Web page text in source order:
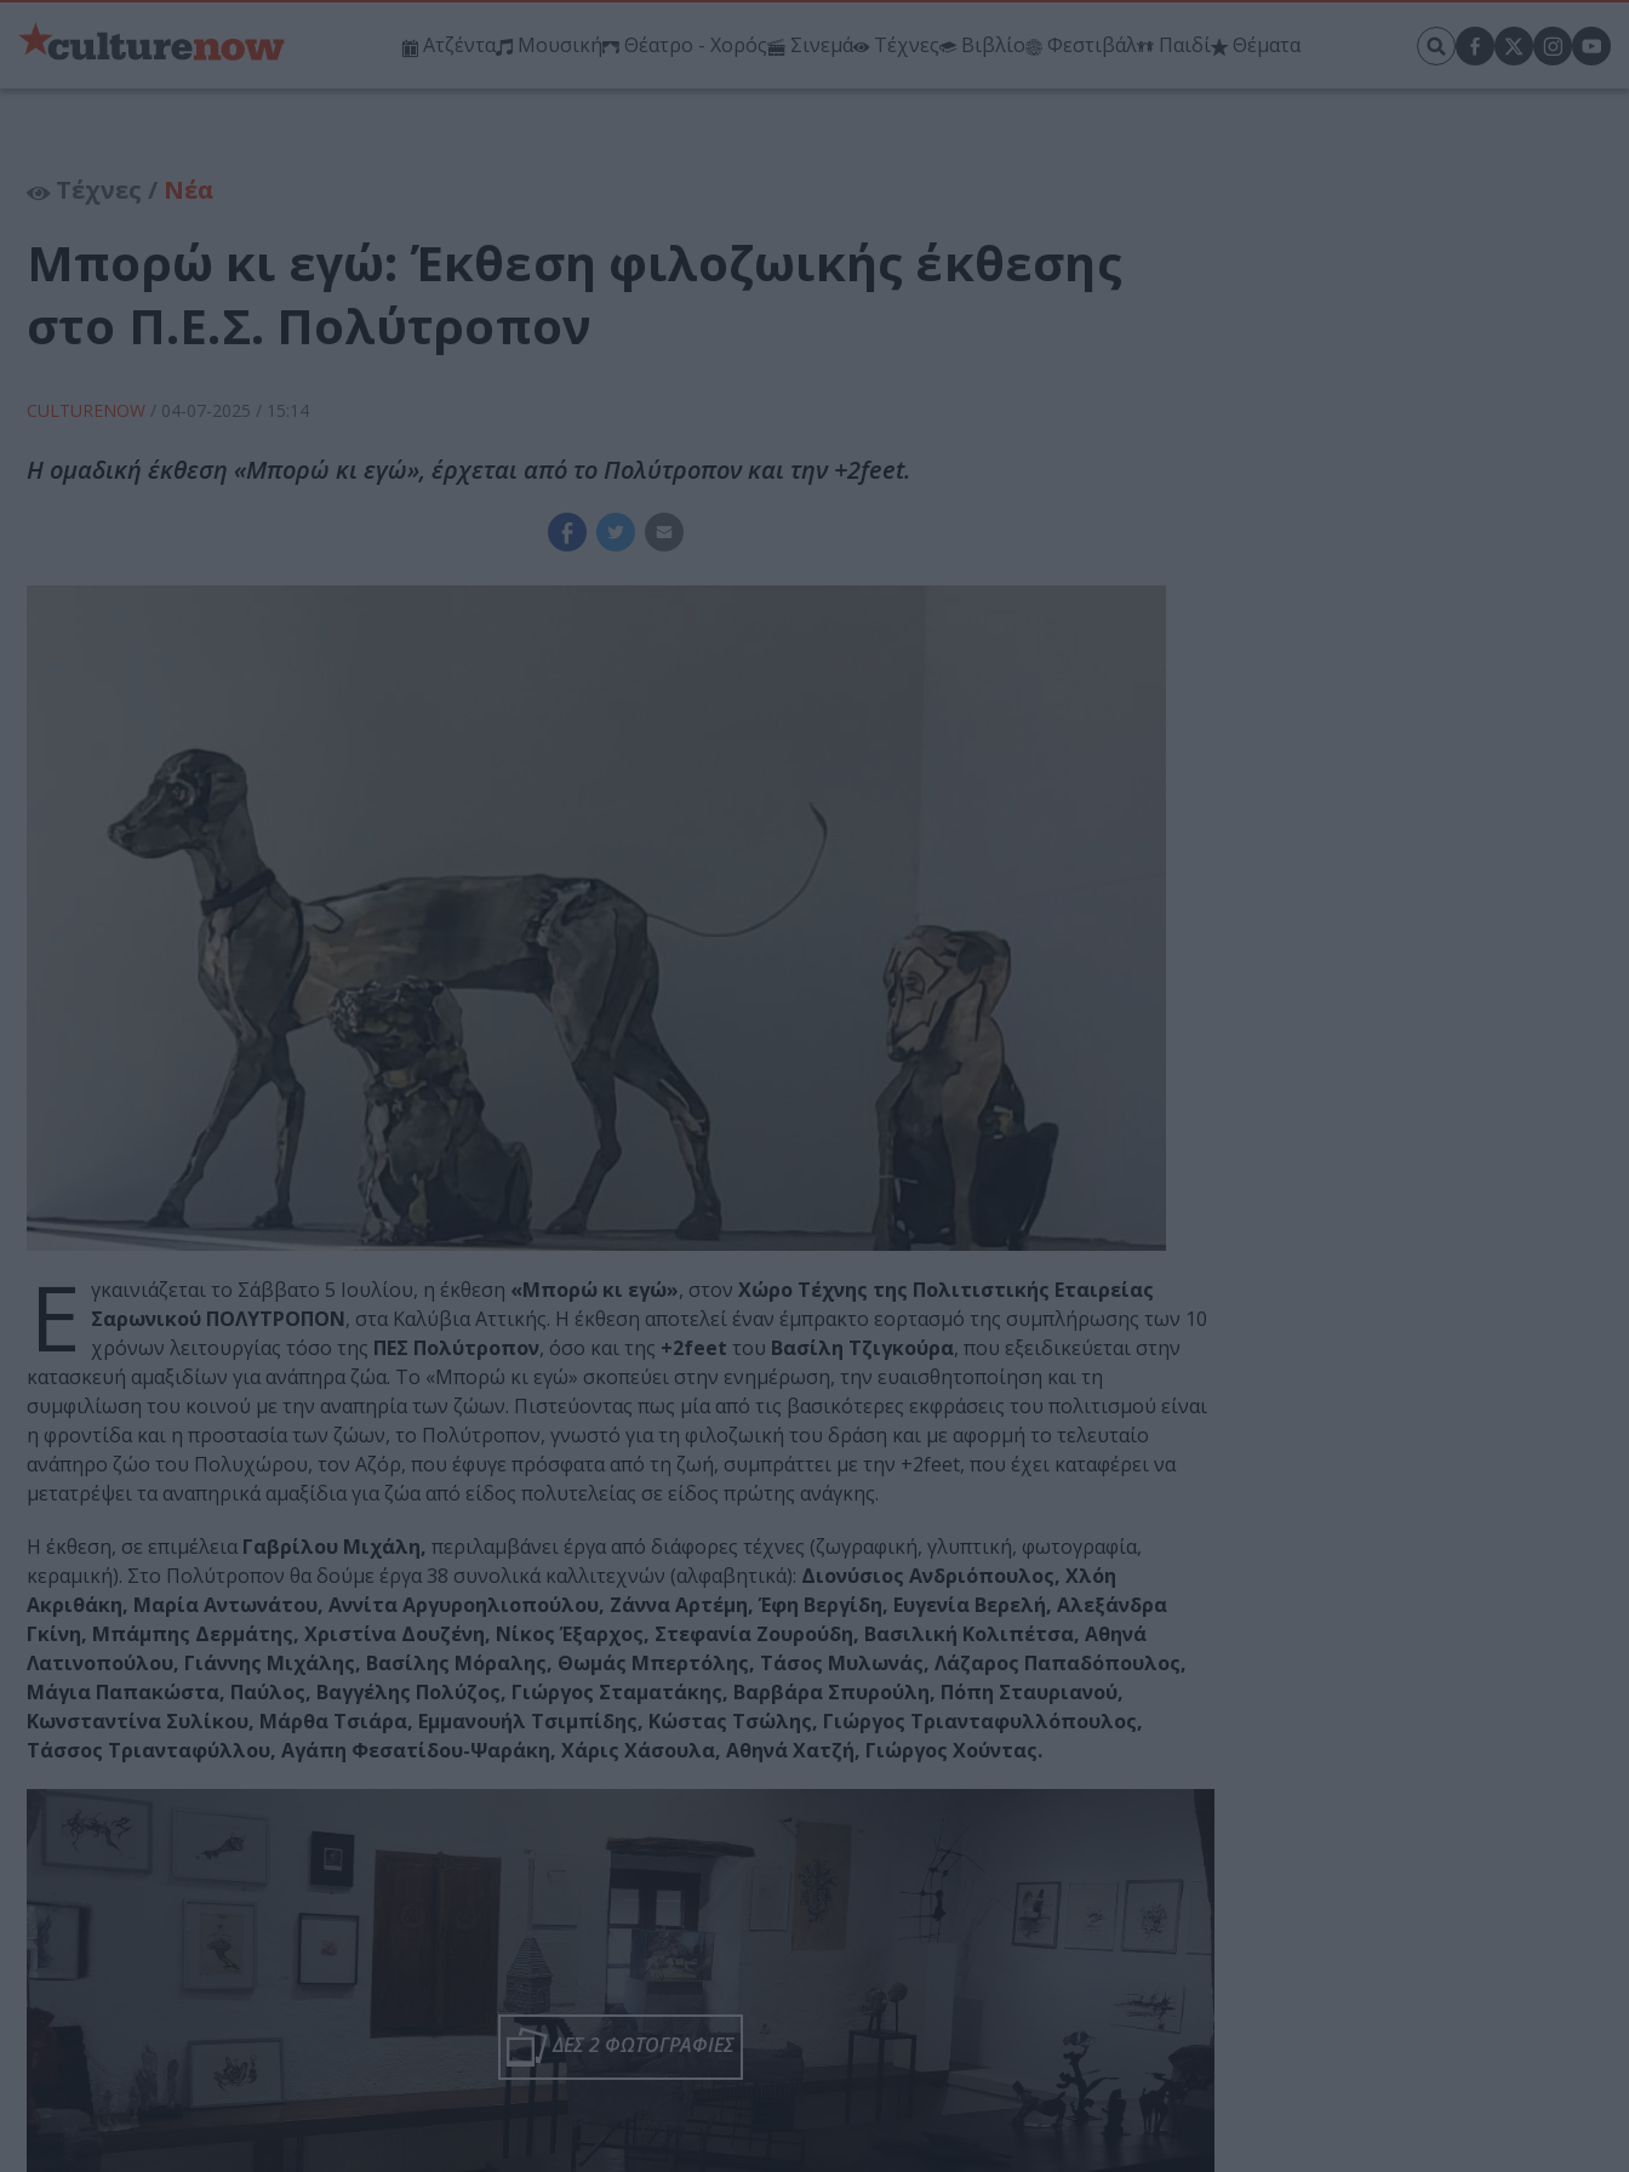
Ατζέντα Μουσική Θέατρο - Χορός Σινεμά Τέχνες Βιβλίο Φεστιβάλ Παιδί Θέματα
Τέχνες / Νέα
Μπορώ κι εγώ: Έκθεση φιλοζωικής έκθεσης
στο Π.Ε.Σ. Πολύτροπον
CULTURENOW / 04-07-2025 / 15:14
Η ομαδική έκθεση «Μπορώ κι εγώ», έρχεται από το Πολύτροπον και την +2feet.
Ε γκαινιάζεται το Σάββατο 5 Ιουλίου, η έκθεση «Μπορώ κι εγώ», στον Χώρο Τέχνης της Πολιτιστικής Εταιρείας
Σαρωνικού ΠΟΛΥΤΡΟΠΟΝ, στα Καλύβια Αττικής. Η έκθεση αποτελεί έναν έμπρακτο εορτασμό της συμπλήρωσης των 10
χρόνων λειτουργίας τόσο της ΠΕΣ Πολύτροπον, όσο και της +2feet του Βασίλη Τζιγκούρα, που εξειδικεύεται στην
κατασκευή αμαξιδίων για ανάπηρα ζώα. Το «Μπορώ κι εγώ» σκοπεύει στην ενημέρωση, την ευαισθητοποίηση και τη
συμφιλίωση του κοινού με την αναπηρία των ζώων. Πιστεύοντας πως μία από τις βασικότερες εκφράσεις του πολιτισμού είναι
η φροντίδα και η προστασία των ζώων, το Πολύτροπον, γνωστό για τη φιλοζωική του δράση και με αφορμή το τελευταίο
ανάπηρο ζώο του Πολυχώρου, τον Αζόρ, που έφυγε πρόσφατα από τη ζωή, συμπράττει με την +2feet, που έχει καταφέρει να
μετατρέψει τα αναπηρικά αμαξίδια για ζώα από είδος πολυτελείας σε είδος πρώτης ανάγκης.
Η έκθεση, σε επιμέλεια Γαβρίλου Μιχάλη, περιλαμβάνει έργα από διάφορες τέχνες (ζωγραφική, γλυπτική, φωτογραφία,
κεραμική). Στο Πολύτροπον θα δούμε έργα 38 συνολικά καλλιτεχνών (αλφαβητικά): Διονύσιος Ανδριόπουλος, Χλόη
Ακριθάκη, Μαρία Αντωνάτου, Αννίτα Αργυροηλιοπούλου, Ζάννα Αρτέμη, Έφη Βεργίδη, Ευγενία Βερελή, Αλεξάνδρα
Γκίνη, Μπάμπης Δερμάτης, Χριστίνα Δουζένη, Νίκος Έξαρχος, Στεφανία Ζουρούδη, Βασιλική Κολιπέτσα, Αθηνά
Λατινοπούλου, Γιάννης Μιχάλης, Βασίλης Μόραλης, Θωμάς Μπερτόλης, Τάσος Μυλωνάς, Λάζαρος Παπαδόπουλος,
Μάγια Παπακώστα, Παύλος, Βαγγέλης Πολύζος, Γιώργος Σταματάκης, Βαρβάρα Σπυρούλη, Πόπη Σταυριανού,
Κωνσταντίνα Συλίκου, Μάρθα Τσιάρα, Εμμανουήλ Τσιμπίδης, Κώστας Τσώλης, Γιώργος Τριανταφυλλόπουλος,
Τάσσος Τριανταφύλλου, Αγάπη Φεσατίδου-Ψαράκη, Χάρις Χάσουλα, Αθηνά Χατζή, Γιώργος Χούντας.
ΔΕΣ 2 ΦΩΤΟΓΡΑΦΙΕΣ